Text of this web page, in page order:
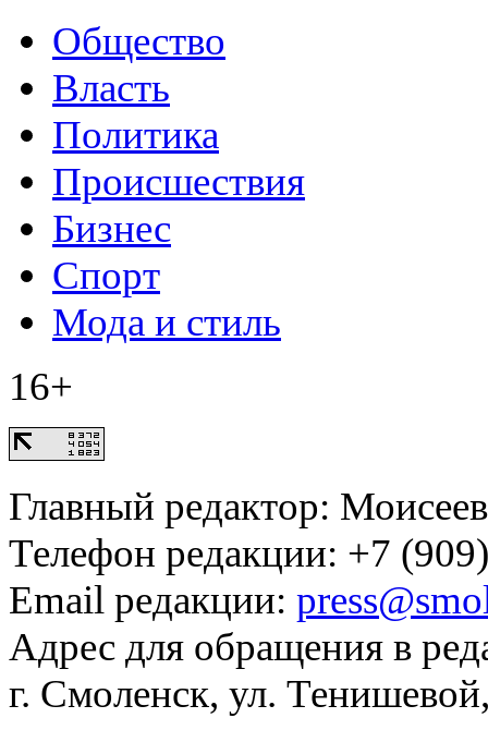
Общество
Власть
Политика
Происшествия
Бизнес
Спорт
Мода и стиль
16+
Главный редактор:
Телефон редакции: +7
Email редакции:
Адрес для обращения в
г. Смоленск, ул.